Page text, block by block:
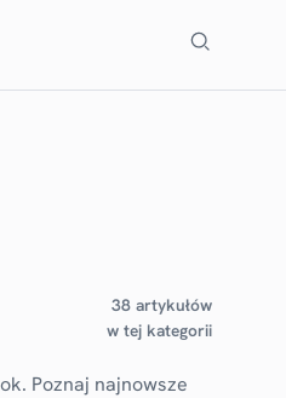
38 artykułów
w tej kategorii
Poznaj najnowsze